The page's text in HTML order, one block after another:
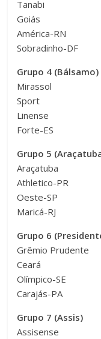
Tanabi
Goiás
América-RN
Sobradinho-DF
Grupo 4 (Bálsamo)
Mirassol
Sport
Linense
Forte-ES
Grupo 5
Araçatuba
Athletico-PR
Oeste-SP
Maricá-RJ
Grupo 6
Grêmio Prudente
Ceará
Olímpico-SE
Carajás-PA
Grupo 7 (Assis)
Assisense